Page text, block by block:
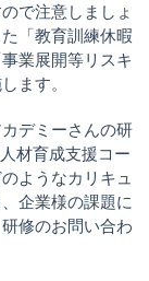
で注意しましょ
「教育訓練休暇
業展開等リスキ
ます。
デミーさんの研
材育成支援コー
ようなカリキュ
企業様の課題に
修のお問い合わ